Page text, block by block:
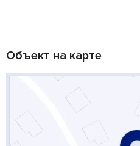
Объект на карте